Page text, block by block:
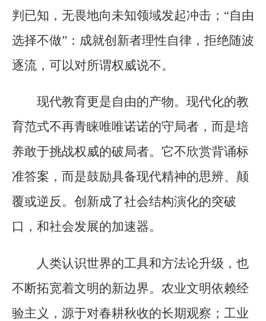
判已知，无畏地向未知领域发起冲击；“自由
选择不做”：成就创新者理性自律，拒绝随波
逐流，可以对所谓权威说不。
现代教育更是自由的产物。现代化的教
育范式不再青睐唯唯诺诺的守局者，而是培
养敢于挑战权威的破局者。它不欣赏背诵标
准答案，而是鼓励具备现代精神的思辨、颠
覆或逆反。创新成了社会结构演化的突破
口，和社会发展的加速器。
人类认识世界的工具和方法论升级，也
不断拓宽着文明的新边界。农业文明依赖经
验主义，源于对春耕秋收的长期观察；工业